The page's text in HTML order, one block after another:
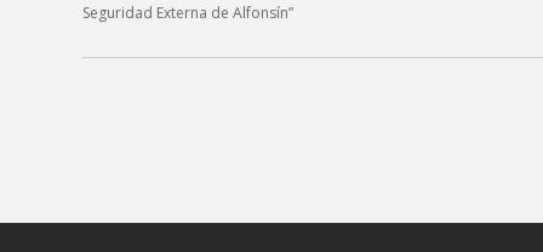
Seguridad Externa de Alfonsín”